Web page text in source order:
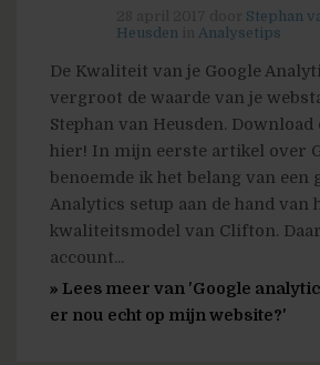
Stephan
Heusden
Analysetips
De Kwaliteit van je Google
vergroot de waarde van je
Stephan van Heusden. Download
hier! In mijn eerste artikel over
benoemde ik het belang van een
Analytics setup aan de hand van
kwaliteitsmodel van Clifton.
account...
» Lees meer van 'Google
er nou echt op mijn website?'